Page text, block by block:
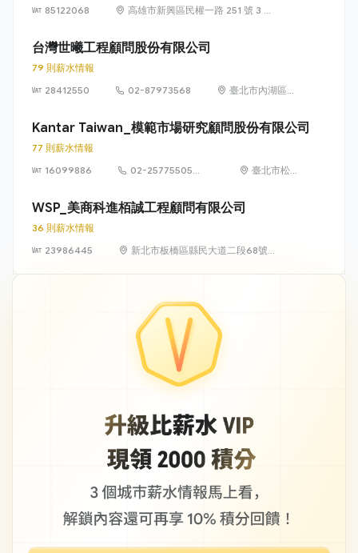
85122068
高雄市新興區民權一路 251 號 3 樓
台灣世曦工程顧問股份有限公司
79 則薪水情報
28412550
02-87973568
臺北市內湖區湖
號
Kantar Taiwan_模範市場研究顧問股份有限公司
77 則薪水情報
16099886
02-25775505
臺北市松山
WSP_美商科進栢誠工程顧問有限公司
36 則薪水情報
23986445
新北市板橋區縣民大道二段68號